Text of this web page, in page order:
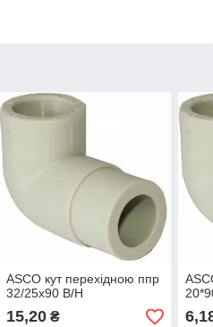
ASCO кут перехідною ппр
32/25х90 В/Н
15,20₴